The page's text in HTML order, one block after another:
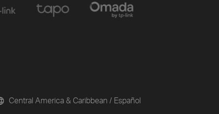
Central America & Caribbean / Español